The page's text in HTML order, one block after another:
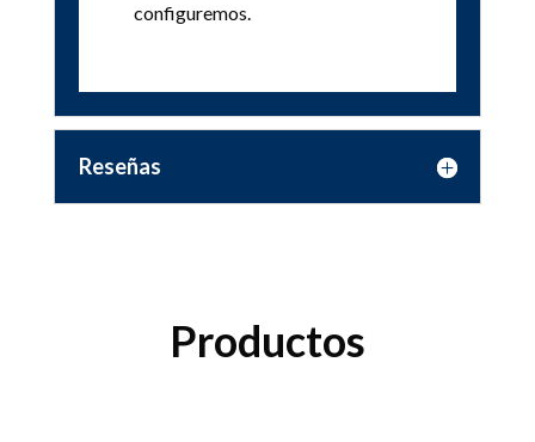
configuremos.
Reseñas
Productos